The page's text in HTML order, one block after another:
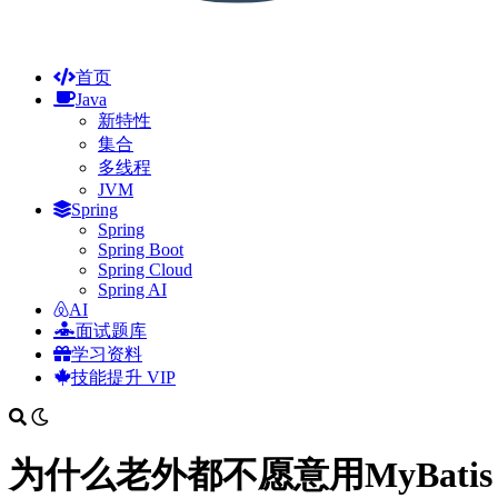
首页
Java
新特性
集合
多线程
JVM
Spring
Spring
Spring Boot
Spring Cloud
Spring AI
AI
面试题库
学习资料
技能提升 VIP
为什么老外都不愿意用